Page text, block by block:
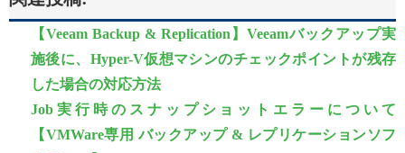
【Veeam Backup & Replication】Veeamバックアップ実
施後に、Hyper-V仮想マシンのチェックポイントが残存
した場合の対応方法
Job実行時のスナップショットエラーについて
【VMWare専用 バックアップ & レプリケーションソフ